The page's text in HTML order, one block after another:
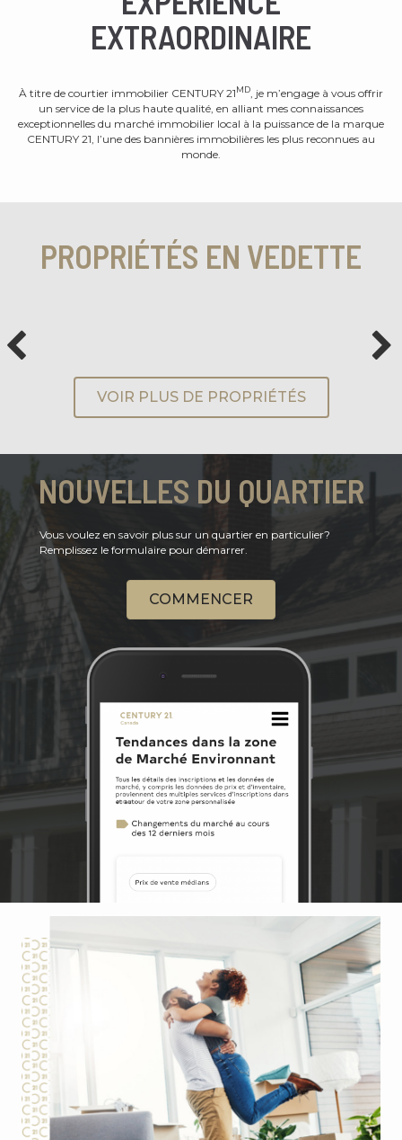
EXTRAORDINAIRE
À titre de courtier immobilier CENTURY 21MD
, je m’engage à vous offrir
un service de la plus haute qualité, en alliant mes connaissances
exceptionnelles du marché immobilier local à la puissance de la marque
CENTURY 21, l’une des bannières immobilières les plus reconnues au
monde.
PROPRIÉTÉS EN VEDETTE
VOIR PLUS DE PROPRIÉTÉS
NOUVELLES DU QUARTIER
Vous voulez en savoir plus sur un quartier en particulier?
Remplissez le formulaire pour démarrer.
COMMENCER